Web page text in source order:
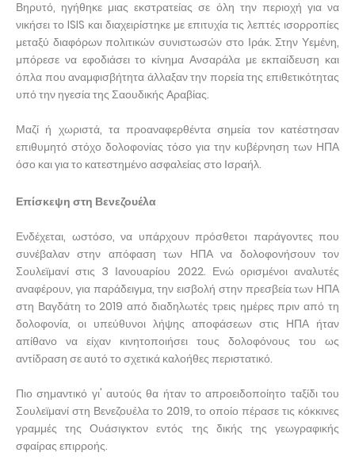
Βηρυτό, ηγήθηκε μιας εκστρατείας σε όλη την περιοχή για να
νικήσει το ISIS και διαχειρίστηκε με επιτυχία τις λεπτές ισορροπίες
μεταξύ διαφόρων πολιτικών συνιστωσών στο Ιράκ. Στην Υεμένη,
μπόρεσε να εφοδιάσει το κίνημα Ανσαράλα με εκπαίδευση και
όπλα που αναμφισβήτητα άλλαξαν την πορεία της επιθετικότητας
υπό την ηγεσία της Σαουδικής Αραβίας.
Μαζί ή χωριστά, τα προαναφερθέντα σημεία τον κατέστησαν
επιθυμητό στόχο δολοφονίας τόσο για την κυβέρνηση των ΗΠΑ
όσο και για το κατεστημένο ασφαλείας στο Ισραήλ.
Επίσκεψη στη Βενεζουέλα
Ενδέχεται, ωστόσο, να υπάρχουν πρόσθετοι παράγοντες που
συνέβαλαν στην απόφαση των ΗΠΑ να δολοφονήσουν τον
Σουλεϊμανί στις 3 Ιανουαρίου 2022. Ενώ ορισμένοι αναλυτές
αναφέρουν, για παράδειγμα, την εισβολή στην πρεσβεία των ΗΠΑ
στη Βαγδάτη το 2019 από διαδηλωτές τρεις ημέρες πριν από τη
δολοφονία, οι υπεύθυνοι λήψης αποφάσεων στις ΗΠΑ ήταν
απίθανο να είχαν κινητοποιήσει τους δολοφόνους του ως
αντίδραση σε αυτό το σχετικά καλοήθες περιστατικό.
Πιο σημαντικό γι' αυτούς θα ήταν το απροειδοποίητο ταξίδι του
Σουλεϊμανί στη Βενεζουέλα το 2019, το οποίο πέρασε τις κόκκινες
γραμμές της Ουάσιγκτον εντός της δικής της γεωγραφικής
σφαίρας επιρροής.